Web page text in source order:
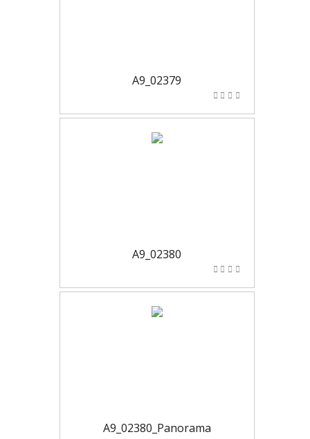
A9_02379
A9_02380
A9_02380_Panorama